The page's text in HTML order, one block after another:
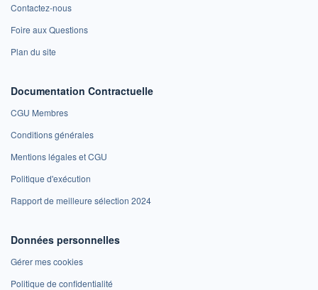
Contactez-nous
Foire aux Questions
Plan du site
Documentation Contractuelle
CGU Membres
Conditions générales
Mentions légales et CGU
Politique d'exécution
Rapport de meilleure sélection 2024
Données personnelles
Gérer mes cookies
Politique de confidentialité